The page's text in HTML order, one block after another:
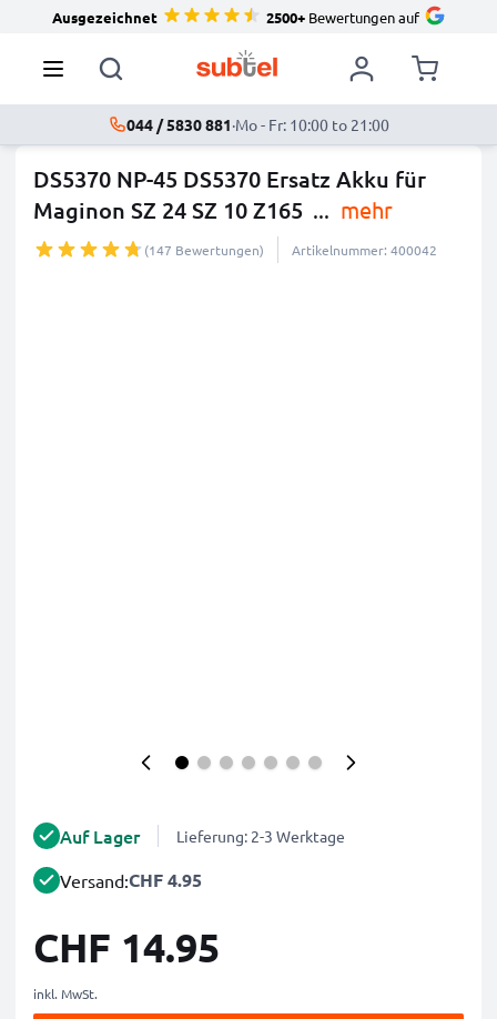
Ausgezeichnet 2500+Bewertungen auf
044 / 5830 881·Mo - Fr: 10:00 to 21:00
DS5370 NP-45 DS5370 Ersatz Akku für
Maginon SZ 24 SZ 10 Z165 ... mehr
(147 Bewertungen) Artikelnummer: 400042
Auf Lager Lieferung: 2-3 Werktage
Versand:CHF 4.95
CHF 14.95
inkl. MwSt.